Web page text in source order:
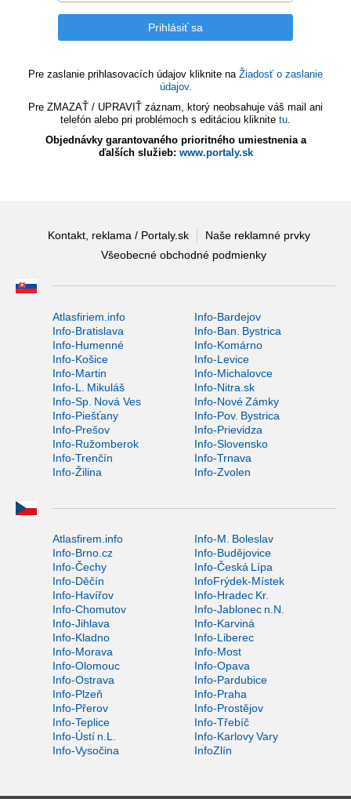
Pre zaslanie prihlasovacích údajov kliknite na Žiadosť o zaslanie
údajov.
Pre ZMAZAŤ / UPRAVIŤ záznam, ktorý neobsahuje váš mail ani
telefón alebo pri problémoch s editáciou kliknite tu.
Objednávky garantovaného prioritného umiestnenia a
ďalších služieb: www.portaly.sk
Kontakt, reklama / Portaly.sk
Naše reklamné prvky
Všeobecné obchodné podmienky
Atlasfiriem.info
Info-Bardejov
Info-Bratislava
Info-Ban. Bystrica
Info-Humenné
Info-Komárno
Info-Košice
Info-Levice
Info-Martin
Info-Michalovce
Info-L. Mikuláš
Info-Nitra.sk
Info-Sp. Nová Ves
Info-Nové Zámky
Info-Piešťany
Info-Pov. Bystrica
Info-Prešov
Info-Prievidza
Info-Ružomberok
Info-Slovensko
Info-Trenčín
Info-Trnava
Info-Žilina
Info-Zvolen
Atlasfirem.info
Info-M. Boleslav
Info-Brno.cz
Info-Budějovice
Info-Čechy
Info-Česká Lípa
Info-Děčín
InfoFrýdek-Místek
Info-Havířov
Info-Hradec Kr.
Info-Chomutov
Info-Jablonec n.N.
Info-Jihlava
Info-Karviná
Info-Kladno
Info-Liberec
Info-Morava
Info-Most
Info-Olomouc
Info-Opava
Info-Ostrava
Info-Pardubice
Info-Plzeň
Info-Praha
Info-Přerov
Info-Prostějov
Info-Teplice
Info-Třebíč
Info-Ústí n.L.
Info-Karlovy Vary
Info-Vysočina
InfoZlín